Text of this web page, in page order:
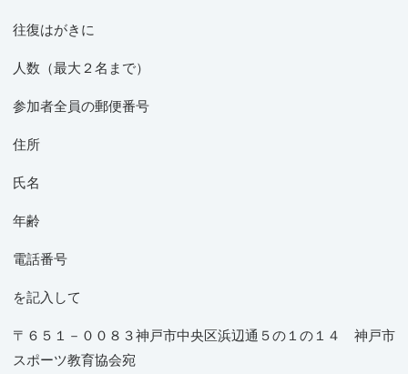
往復はがきに
人数（最大２名まで）
参加者全員の郵便番号
住所
氏名
年齢
電話番号
を記入して
〒６５１－００８３神戸市中央区浜辺通５の１の１４ 神戸市
スポーツ教育協会宛